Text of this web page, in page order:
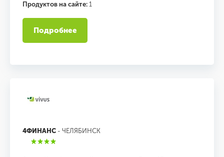
Продуктов на сайте: 1
Подробнее
4ФИНАНС - ЧЕЛЯБИНСК